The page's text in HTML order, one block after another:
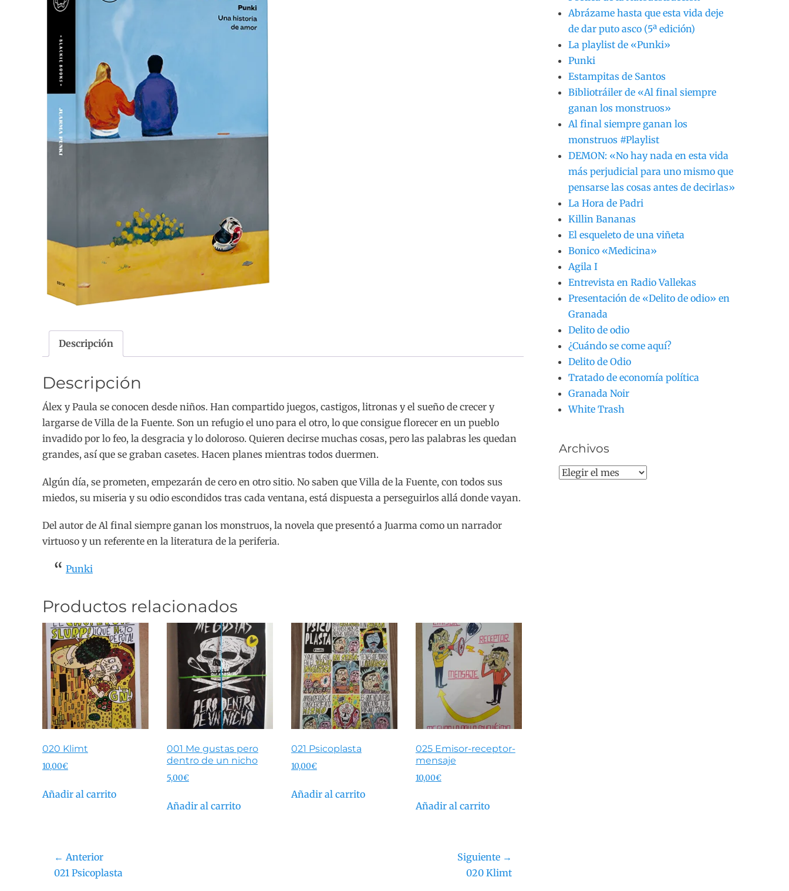
Descripción
Descripción
Álex y Paula se conocen desde niños. Han compartido juegos, castigos, litronas y el sueño de crecer y
largarse de Villa de la Fuente. Son un refugio el uno para el otro, lo que consigue florecer en un pueblo
invadido por lo feo, la desgracia y lo doloroso. Quieren decirse muchas cosas, pero las palabras les quedan
grandes, así que se graban casetes. Hacen planes mientras todos duermen.
Algún día, se prometen, empezarán de cero en otro sitio. No saben que Villa de la Fuente, con todos sus
miedos, su miseria y su odio escondidos tras cada ventana, está dispuesta a perseguirlos allá donde vayan.
Del autor de Al final siempre ganan los monstruos, la novela que presentó a Juarma como un narrador
virtuoso y un referente en la literatura de la periferia.
Punki
Productos relacionados
020 Klimt
10,00€
Añadir al carrito
001 Me gustas pero
dentro de un nicho
5,00€
Añadir al carrito
021 Psicoplasta
10,00€
Añadir al carrito
025 Emisor-receptor-
mensaje
10,00€
Añadir al carrito
Navegación
de
← Anterior
Entrada
021 Psicoplasta
Siguiente →
020 Klimt
Abrázame hasta que esta vida deje
de dar puto asco (5ª edición)
La playlist de «Punki»
Punki
Estampitas de Santos
Bibliotráiler de «Al final siempre
ganan los monstruos»
Al final siempre ganan los
monstruos #Playlist
DEMON: «No hay nada en esta vida
más perjudicial para uno mismo que
pensarse las cosas antes de decirlas»
La Hora de Padri
Killin Bananas
El esqueleto de una viñeta
Bonico «Medicina»
Agila I
Entrevista en Radio Vallekas
Presentación de «Delito de odio» en
Granada
Delito de odio
¿Cuándo se come aquí?
Delito de Odio
Tratado de economía política
Granada Noir
White Trash
Archivos
Archivos